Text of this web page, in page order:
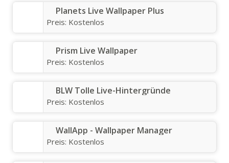
Planets Live Wallpaper Plus
Preis: Kostenlos
Prism Live Wallpaper
Preis: Kostenlos
BLW Tolle Live-Hintergründe
Preis: Kostenlos
WallApp - Wallpaper Manager
Preis: Kostenlos